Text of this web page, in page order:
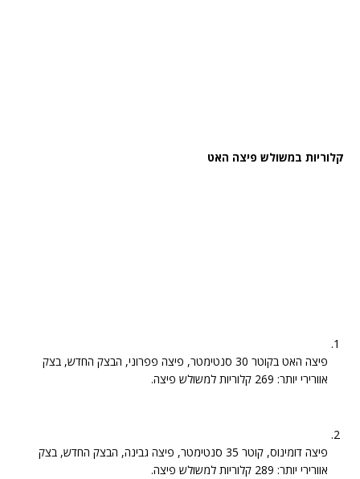
קלוריות במשולש פיצה האט
פיצה האט בקוטר 30 סנטימטר, פיצה פפרוני, הבצק החדש, בצק
אוורירי יותר: 269 קלוריות למשולש פיצה.
פיצה דומינוס, קוטר 35 סנטימטר, פיצה גבינה, הבצק החדש, בצק
אוורירי יותר: 289 קלוריות למשולש פיצה.